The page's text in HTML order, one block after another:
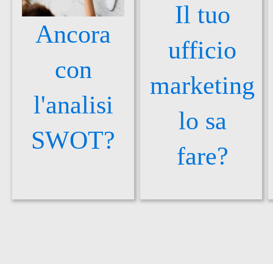
Ancora
con
l'analisi
SWOT?
Il tuo
ufficio
marketing
lo sa
fare?